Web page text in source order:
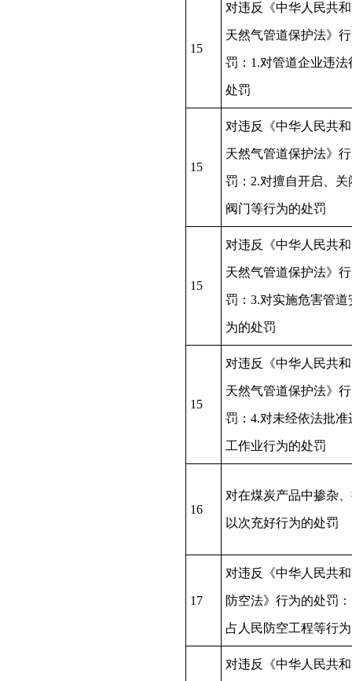
15
对违反《中华人民共
天然气管道保护法》
罚：1.对管道企业违法
处罚
15
对违反《中华人民共
天然气管道保护法》
罚：2.对擅自开启、关
阀门等行为的处罚
15
对违反《中华人民共
天然气管道保护法》
罚：3.对实施危害管道
为的处罚
15
对违反《中华人民共
天然气管道保护法》
罚：4.对未经依法批准
工作业行为的处罚
16
对在煤炭产品中掺杂
以次充好行为的处罚
17
对违反《中华人民共
防空法》行为的处罚
占人民防空工程等行
对违反《中华人民共